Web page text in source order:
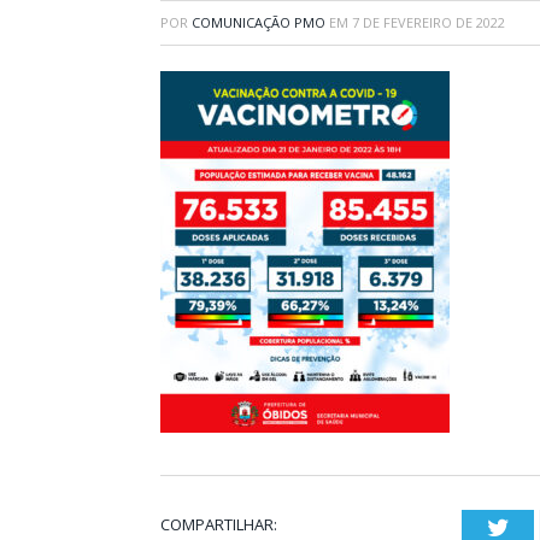
POR COMUNICAÇÃO PMO EM 7 DE FEVEREIRO DE 2022
COMPARTILHAR: